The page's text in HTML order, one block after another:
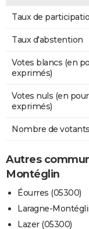
Taux de
Taux d'abstention
Votes blancs (en
exprimés)
Votes nuls (en
exprimés)
Nombre de votants
Autres
Montéglin
Éourres (05300)
Laragne-
Lazer (05300)